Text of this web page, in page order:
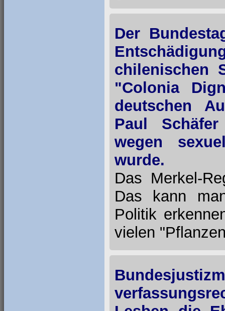
Der
chilenischen
"Colonia
deutschen
Paul
wegen
wurde.
Das Merkel-
Das kann
Politik
vielen